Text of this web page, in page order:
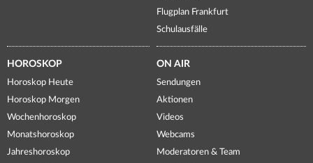
Flugplan Frankfurt
Schulausfälle
HOROSKOP
Horoskop Heute
Horoskop Morgen
Wochenhoroskop
Monatshoroskop
Jahreshoroskop
ON AIR
Sendungen
Aktionen
Videos
Webcams
Moderatoren & Team